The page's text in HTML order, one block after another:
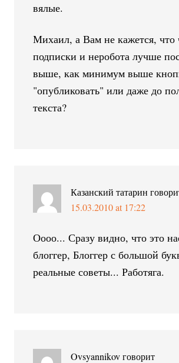
вялые.
Михаил, а Вам не кажется, что
подписки и неробота лучше
выше, как минимум выше
"опубликовать" или даже до
текста?
Казанский татарин
15.03.2010 at 17:22
Оооо... Сразу видно, что это
блоггер, Блоггер с большой
реальные советы... Работяга.
Ovsyannikov говорит